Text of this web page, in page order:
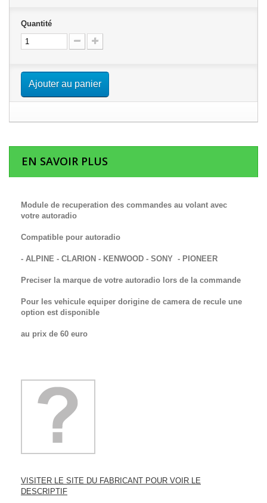
Quantité
Ajouter au panier
EN SAVOIR PLUS
Module de recuperation des commandes au volant avec
votre autoradio
Compatible pour autoradio
- ALPINE - CLARION - KENWOOD - SONY - PIONEER
Preciser la marque de votre autoradio lors de la commande
Pour les vehicule equiper dorigine de camera de recule une
option est disponible
au prix de 60 euro
VISITER LE SITE DU FABRICANT POUR VOIR LE
DESCRIPTIF